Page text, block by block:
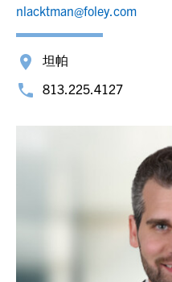
nlacktman@foley.com
坦帕
813.225.4127